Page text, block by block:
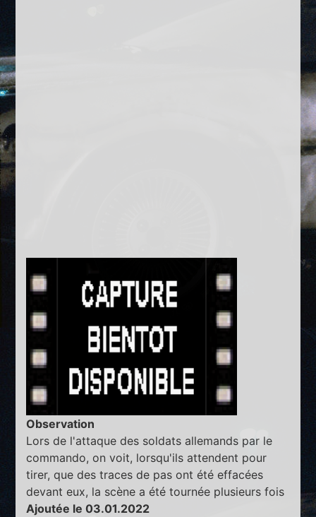
Observation
Lors de l'attaque des soldats allemands par le
commando, on voit, lorsqu'ils attendent pour
tirer, que des traces de pas ont été effacées
devant eux, la scène a été tournée plusieurs fois
Ajoutée le 03.01.2022